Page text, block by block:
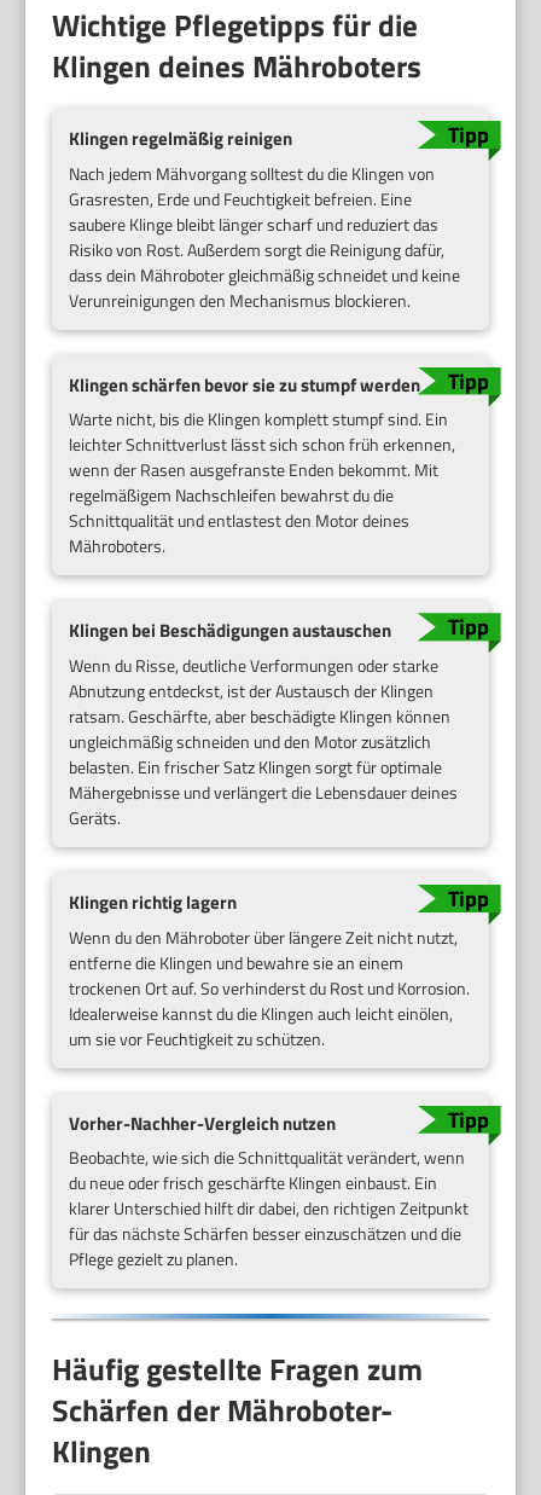
Wichtige Pflegetipps für die
Klingen deines Mähroboters
Klingen regelmäßig reinigen
Nach jedem Mähvorgang solltest du die Klingen von
Grasresten, Erde und Feuchtigkeit befreien. Eine
saubere Klinge bleibt länger scharf und reduziert das
Risiko von Rost. Außerdem sorgt die Reinigung dafür,
dass dein Mähroboter gleichmäßig schneidet und keine
Verunreinigungen den Mechanismus blockieren.
Klingen schärfen bevor sie zu stumpf werden
Warte nicht, bis die Klingen komplett stumpf sind. Ein
leichter Schnittverlust lässt sich schon früh erkennen,
wenn der Rasen ausgefranste Enden bekommt. Mit
regelmäßigem Nachschleifen bewahrst du die
Schnittqualität und entlastest den Motor deines
Mähroboters.
Klingen bei Beschädigungen austauschen
Wenn du Risse, deutliche Verformungen oder starke
Abnutzung entdeckst, ist der Austausch der Klingen
ratsam. Geschärfte, aber beschädigte Klingen können
ungleichmäßig schneiden und den Motor zusätzlich
belasten. Ein frischer Satz Klingen sorgt für optimale
Mähergebnisse und verlängert die Lebensdauer deines
Geräts.
Klingen richtig lagern
Wenn du den Mähroboter über längere Zeit nicht nutzt,
entferne die Klingen und bewahre sie an einem
trockenen Ort auf. So verhinderst du Rost und Korrosion.
Idealerweise kannst du die Klingen auch leicht einölen,
um sie vor Feuchtigkeit zu schützen.
Vorher-Nachher-Vergleich nutzen
Beobachte, wie sich die Schnittqualität verändert, wenn
du neue oder frisch geschärfte Klingen einbaust. Ein
klarer Unterschied hilft dir dabei, den richtigen Zeitpunkt
für das nächste Schärfen besser einzuschätzen und die
Pflege gezielt zu planen.
Häufig gestellte Fragen zum
Schärfen der Mähroboter-
Klingen